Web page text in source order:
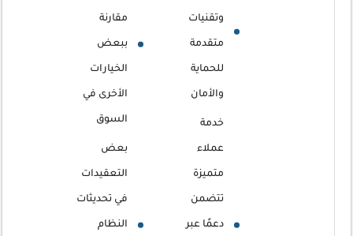
وتقنيات
متقدمة
للحماية
والأمان
خدمة
عملاء
متميزة
تتضمن
دعمًا عبر
مقارنة
ببعض
الخيارات
الأخرى في
السوق
بعض
التعقيدات
في تحديثات
النظام